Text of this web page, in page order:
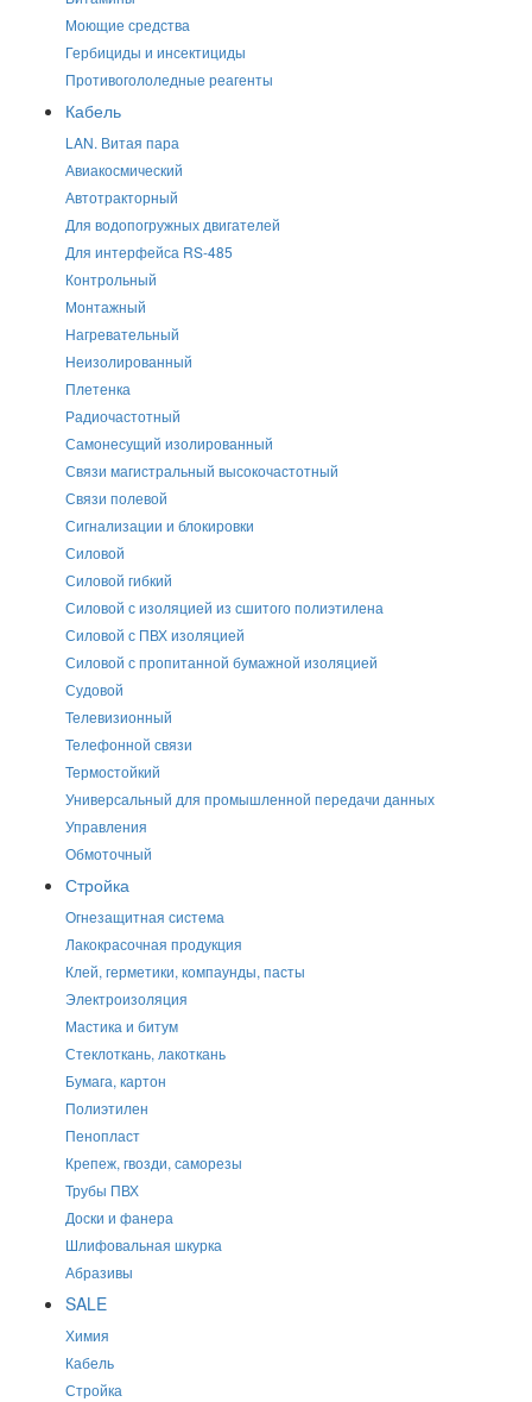
Моющие средства
Гербициды и инсектициды
Противогололедные реагенты
Кабель
LAN. Витая пара
Авиакосмический
Автотракторный
Для водопогружных двигателей
Для интерфейса RS-485
Контрольный
Монтажный
Нагревательный
Неизолированный
Плетенка
Радиочастотный
Самонесущий изолированный
Связи магистральный высокочастотный
Связи полевой
Сигнализации и блокировки
Силовой
Силовой гибкий
Силовой с изоляцией из сшитого полиэтилена
Силовой с ПВХ изоляцией
Силовой с пропитанной бумажной изоляцией
Судовой
Телевизионный
Телефонной связи
Термостойкий
Универсальный для промышленной передачи данных
Управления
Обмоточный
Стройка
Огнезащитная система
Лакокрасочная продукция
Клей, герметики, компаунды, пасты
Электроизоляция
Мастика и битум
Стеклоткань, лакоткань
Бумага, картон
Полиэтилен
Пенопласт
Крепеж, гвозди, саморезы
Трубы ПВХ
Доски и фанера
Шлифовальная шкурка
Абразивы
SALE
Химия
Кабель
Стройка